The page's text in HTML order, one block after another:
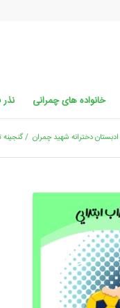
خانواده های چمرانی
ادبستان دخترانه شهید چمران /